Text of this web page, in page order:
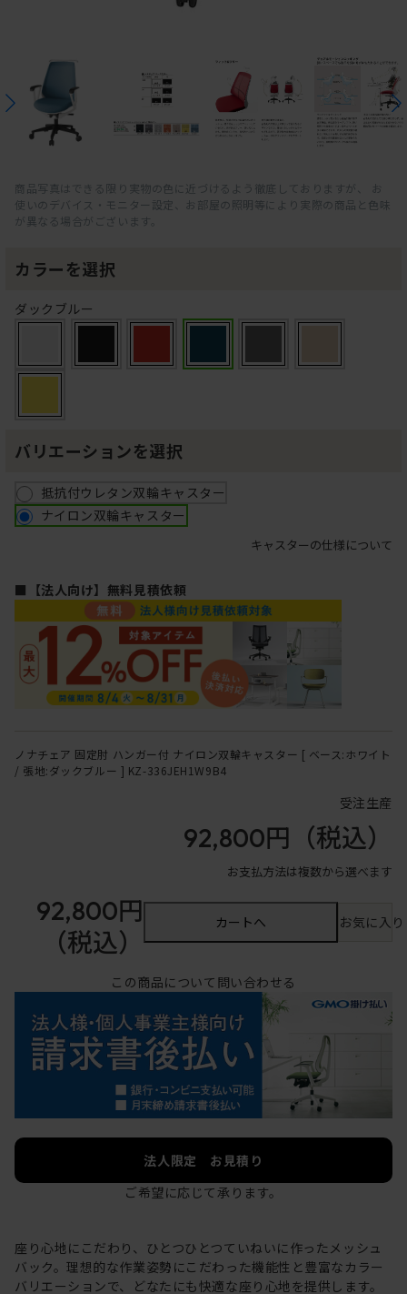
商品写真はできる限り実物の色に近づけるよう徹底しておりますが、 お
使いのデバイス・モニター設定、お部屋の照明等により実際の商品と色味
が異なる場合がございます。
カラーを選択
ダックブルー
バリエーションを選択
抵抗付ウレタン双輪キャスター
ナイロン双輪キャスター
キャスターの仕様について
■【法人向け】無料見積依頼
ノナチェア 固定肘 ハンガー付 ナイロン双輪キャスター [ ベース:ホワイト
/ 張地:ダックブルー ] KZ-336JEH1W9B4
受注生産
92,800円 （税込）
お支払方法は複数から選べます
92,800円
（税込）
カートへ お気に入
この商品について問い合わせる
法人限定 お見積り
ご希望に応じて承ります。
座り心地にこだわり、ひとつひとつていねいに作ったメッシュ
バック。理想的な作業姿勢にこだわった機能性と豊富なカラー
バリエーションで、どなたにも快適な座り心地を提供します。